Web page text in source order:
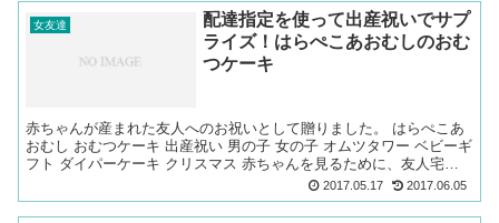
女友達
配達指定を使って出産祝いでサプ
ライズ！はらぺこあおむしのおむ
つケーキ
赤ちゃんが産まれた友人へのお祝いとして贈りました。 はらぺこあ
おむし おむつケーキ 出産祝い 男の子 女の子 オムツタワー ベビーギ
フト ダイパーケーキ クリスマス 赤ちゃんを見るために、友人宅に
お邪魔する日に配達日時指定をしてサプライズを...
2017.05.17 2017.06.05